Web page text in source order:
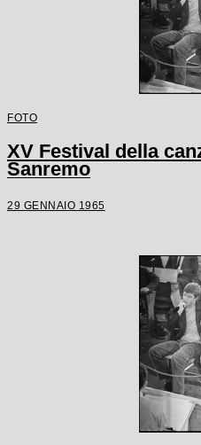
FOTO
XV Festival della
Sanremo
29 GENNAIO 1965